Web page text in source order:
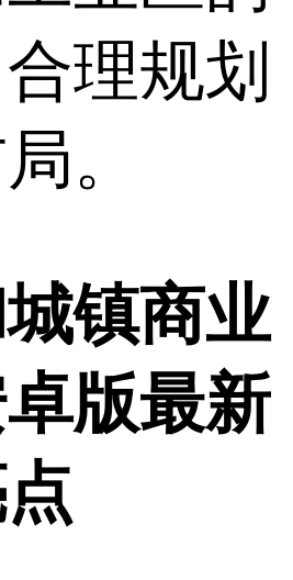
理规划
。
镇商业
版最新